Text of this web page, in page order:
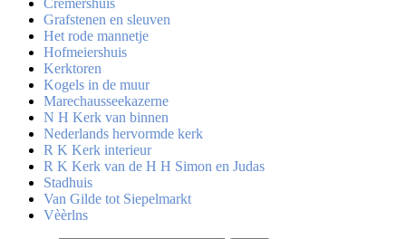
Grafstenen en sleuven
Het rode mannetje
Hofmeiershuis
Kerktoren
Kogels in de muur
Marechausseekazerne
N H Kerk van binnen
Nederlands hervormde kerk
R K Kerk interieur
R K Kerk van de H H Simon en Judas
Stadhuis
Van Gilde tot Siepelmarkt
Vèèrlns